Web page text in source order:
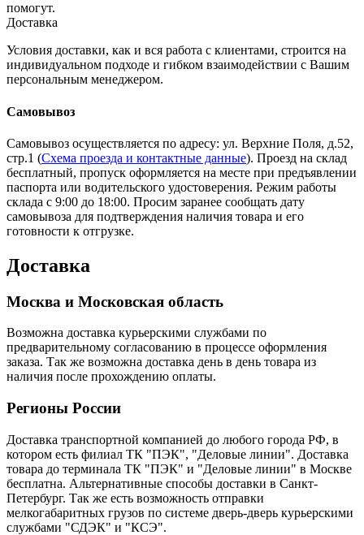
помогут.
Доставка
Условия доставки, как и вся работа с клиентами, строится на
индивидуальном подходе и гибком взаимодействии с Вашим
персональным менеджером.
Самовывоз
Самовывоз осуществляется по адресу: ул. Верхние Поля, д.52,
стр.1 (Схема проезда и контактные данные). Проезд на склад
бесплатный, пропуск оформляется на месте при предъявлении
паспорта или водительского удостоверения. Режим работы
склада с 9:00 до 18:00. Просим заранее сообщать дату
самовывоза для подтверждения наличия товара и его
готовности к отгрузке.
Доставка
Москва и Московская область
Возможна доставка курьерскими службами по
предварительному согласованию в процессе оформления
заказа. Так же возможна доставка день в день товара из
наличия после прохождению оплаты.
Регионы России
Доставка транспортной компанией до любого города РФ, в
котором есть филиал ТК "ПЭК", "Деловые линии". Доставка
товара до терминала ТК "ПЭК" и "Деловые линии" в Москве
бесплатна. Альтернативные способы доставки в Санкт-
Петербург. Так же есть возможность отправки
мелкогабаритных грузов по системе дверь-дверь курьерскими
службами "СДЭК" и "КСЭ".